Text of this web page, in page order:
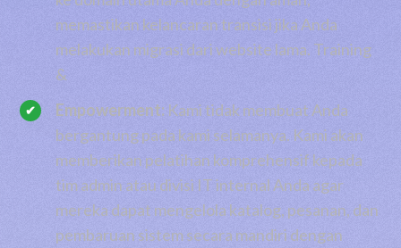
memastikan kelancaran transisi jika Anda
melakukan migrasi dari website lama. Training
&
Empowerment: Kami tidak membuat Anda
bergantung pada kami selamanya. Kami akan
memberikan pelatihan komprehensif kepada
tim admin atau divisi IT internal Anda agar
mereka dapat mengelola katalog, pesanan, dan
pembaruan sistem secara mandiri dengan